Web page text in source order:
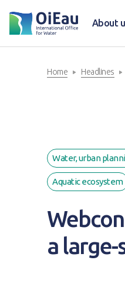
About
Home Headlines
Water, urban
Aquatic ecosystem
a large-